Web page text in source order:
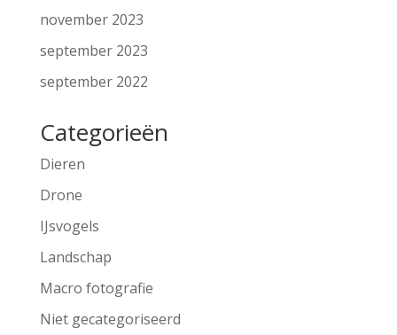
november 2023
september 2023
september 2022
Categorieën
Dieren
Drone
IJsvogels
Landschap
Macro fotografie
Niet gecategoriseerd